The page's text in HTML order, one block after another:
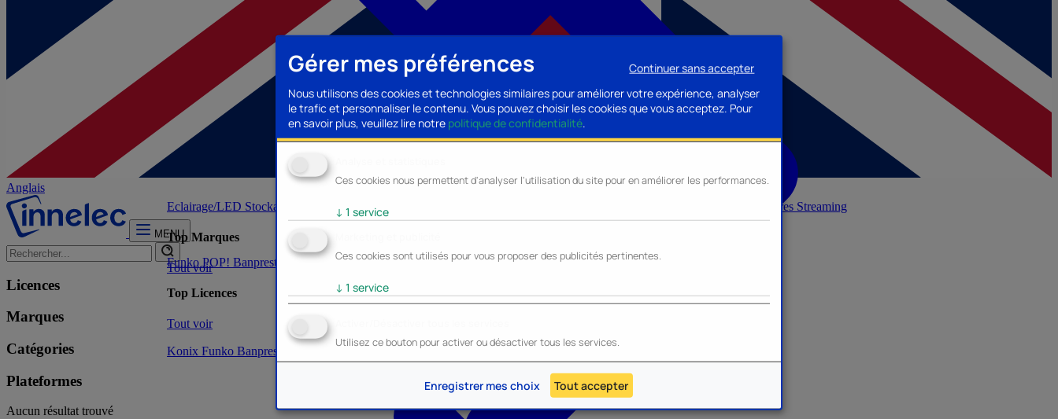
Gérer mes préférences
Nous utilisons des cookies et technologies similaires pour améliorer votre expérience, analyser
le trafic et personnaliser le contenu. Vous pouvez choisir les cookies que vous acceptez. Pour
en savoir plus, veuillez lire notre politique de confidentialité.
Ces cookies nous permettent d'analyser l'utilisation du site pour en améliorer les performances.
↓ 1 service
Ces cookies sont utilisés pour vous proposer des publicités pertinentes.
↓ 1 service
Utilisez ce bouton pour activer ou désactiver tous les services.
Continuer sans accepter
Enregistrer mes choix Tout accepter
Anglais
MENU
Licences
Marques
Catégories
Plateformes
Aucun résultat trouvé
Konix Funko Banpresto NOUVEAU - Heroes Inc.
Funko POP! Banpresto Plastoy StorLyoEnescoCerdaMighty Jaxx
Top Licences
Tout voir
Eclairage/LED Stockage/Mémoire Accessoires PC Accessoires Streaming
Top Marques
Tout voir